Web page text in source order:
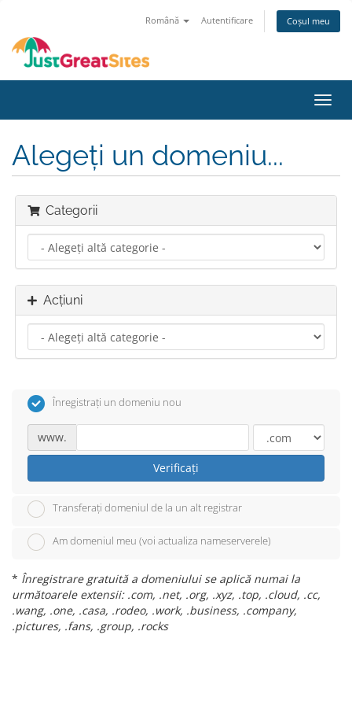
Română Autentificare Coșul meu
Alegeți un domeniu...
Categorii
Acțiuni
Înregistrați un domeniu nou
www.
Verificați
Transferați domeniul de la un alt registrar
Am domeniul meu (voi actualiza nameserverele)
* Înregistrare gratuită a domeniului se aplică numai la
următoarele extensii: .com, .net, .org, .xyz, .top, .cloud, .cc,
.wang, .one, .casa, .rodeo, .work, .business, .company,
.pictures, .fans, .group, .rocks